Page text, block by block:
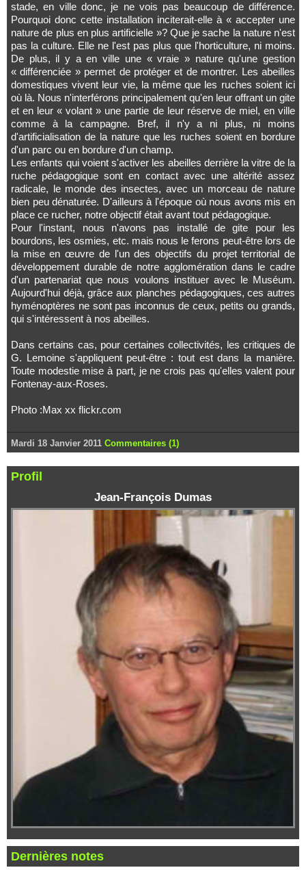
stade, en ville donc, je ne vois pas beaucoup de différence.
Pourquoi donc cette installation inciterait-elle à « accepter une
nature de plus en plus artificielle »? Que je sache la nature n'est
pas la culture. Elle ne l'est pas plus que l'horticulture, ni moins.
De plus, il y a en ville une « vraie » nature qu'une gestion
« différenciée » permet de protéger et de montrer. Les abeilles
domestiques vivent leur vie, la même que les ruches soient ici
où là. Nous n'interférons principalement qu'en leur offrant un gite
et en leur « volant » une partie de leur réserve de miel, en ville
comme à la campagne. Bref, il n'y a ni plus, ni moins
d'artificialisation de la nature que les ruches soient en bordure
d'un parc ou en bordure d'un champ.
Les enfants qui voient s'activer les abeilles derrière la vitre de la
ruche pédagogique sont en contact avec une altérité assez
radicale, le monde des insectes, avec un morceau de nature
bien peu dénaturée. D'ailleurs à l'époque où nous avons mis en
place ce rucher, notre objectif était avant tout pédagogique.
Pour l'instant, nous n'avons pas installé de gite pour les
bourdons, les osmies, etc. mais nous le ferons peut-être lors de
la mise en œuvre de l'un des objectifs du projet territorial de
développement durable de notre agglomération dans le cadre
d'un partenariat que nous voulons instituer avec le Muséum.
Aujourd'hui déjà, grâce aux planches pédagogiques, ces autres
hyménoptères ne sont pas inconnus de ceux, petits ou grands,
qui s'intéressent à nos abeilles.
Dans certains cas, pour certaines collectivités, les critiques de
G. Lemoine s'appliquent peut-être : tout est dans la manière.
Toute modestie mise à part, je ne crois pas qu'elles valent pour
Fontenay-aux-Roses.
Photo :Max xx flickr.com
Mardi 18 Janvier 2011 Commentaires (1)
Profil
Jean-François Dumas
Dernières notes